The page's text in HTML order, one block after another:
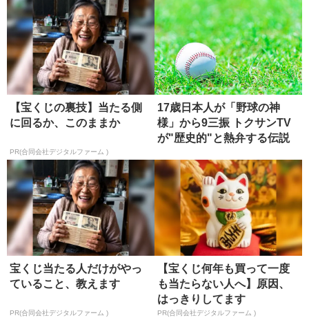
【宝くじの裏技】当たる側
に回るか、このままか
PR(合同会社デジタルファーム )
17歳日本人が「野球の神
様」から9三振 トクサンTV
が"歴史的"と熱弁する伝説
宝くじ当たる人だけがやっ
ていること、教えます
PR(合同会社デジタルファーム )
【宝くじ何年も買って一度
も当たらない人へ】原因、
はっきりしてます
PR(合同会社デジタルファーム )